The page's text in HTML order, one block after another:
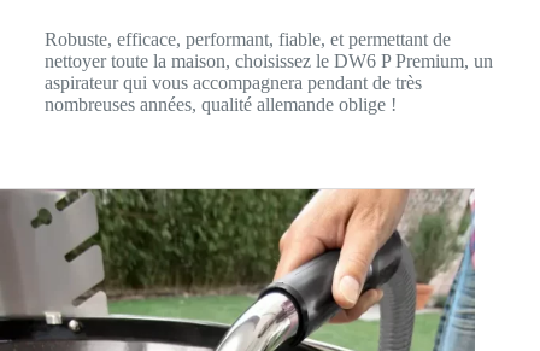
Robuste, efficace, performant, fiable, et permettant de
nettoyer toute la maison, choisissez le DW6 P Premium, un
aspirateur qui vous accompagnera pendant de très
nombreuses années, qualité allemande oblige !